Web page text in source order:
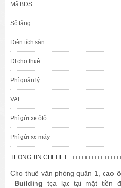
Mã BĐS
Số tầng
Diện tích sàn
Dt cho thuê
Phí quản lý
VAT
Phí gửi xe ôtô
Phí gửi xe máy
THÔNG TIN CHI TIẾT
Cho thuê văn phòng quận 1, cao
Building tọa lạc tại mặt tiền